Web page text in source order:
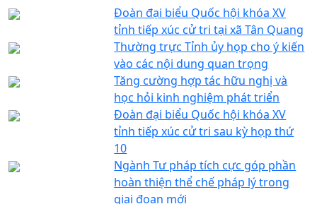
Đoàn đại biểu Quốc hội khóa XV
tỉnh tiếp xúc cử tri tại xã Tân Quang
Thường trực Tỉnh ủy họp cho ý kiến
vào các nội dung quan trọng
Tăng cường hợp tác hữu nghị và
học hỏi kinh nghiệm phát triển
Đoàn đại biểu Quốc hội khóa XV
tỉnh tiếp xúc cử tri sau kỳ họp thứ
10
Ngành Tư pháp tích cực góp phần
hoàn thiện thể chế pháp lý trong
giai đoạn mới